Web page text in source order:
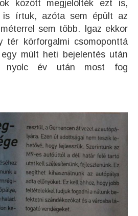
között megjelölték ezt is,
is írtuk, azóta sem épült az
sem több. Igaz ekkor
tér körforgalmi csomoponttá
múlt heti bejelentés után
nyolc év után most fog